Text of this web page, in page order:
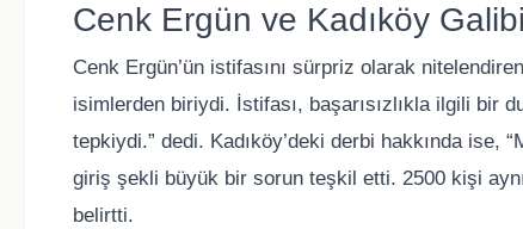
Cenk Ergün ve Kadıköy
Cenk Ergün’ün istifasını sürpriz olarak
isimlerden biriydi. İstifası, başarısızlıkla ilgili bir
tepkiydi.” dedi. Kadıköy’deki derbi hakkında ise,
giriş şekli büyük bir sorun teşkil etti. 2500 kişi aynı
belirtti.